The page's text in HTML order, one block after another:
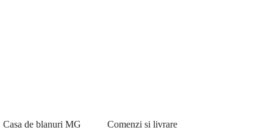
Casa de blanuri MG
Comenzi si livrare